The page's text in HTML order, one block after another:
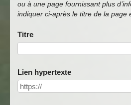
ou à une page fournissant plus
indiquer ci-après le titre de la page
Titre
Lien hypertexte